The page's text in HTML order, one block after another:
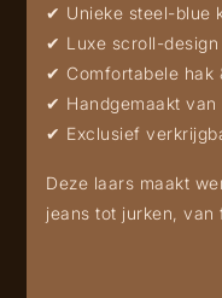
✔ Unieke steel-blue
✔ Luxe scroll-
✔ Comfortabele hak
✔ Handgemaakt van
✔ Exclusief
Deze laars maakt
jeans tot jurken, van